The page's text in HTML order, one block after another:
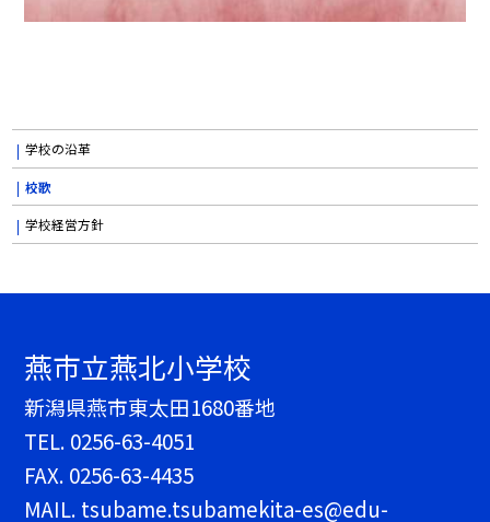
学校の沿革
校歌
学校経営方針
燕市立燕北小学校
新潟県燕市東太田1680番地
TEL. 0256-63-4051
FAX. 0256-63-4435
MAIL. tsubame.tsubamekita-es@edu-